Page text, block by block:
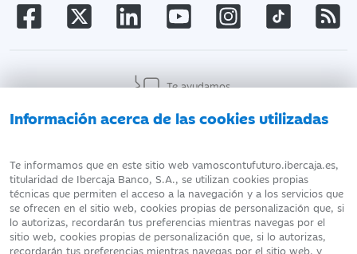
Información acerca de las cookies utilizadas
Te informamos que en este sitio web vamoscontufuturo.ibercaja.es,
titularidad de Ibercaja Banco, S.A., se utilizan cookies propias
técnicas que permiten el acceso a la navegación y a los servicios que
se ofrecen en el sitio web, cookies propias de personalización que, si
lo autorizas, recordarán tus preferencias mientras navegas por el
sitio web, cookies propias de personalización que, si lo autorizas,
recordarán tus preferencias mientras navegas por el sitio web, y
Te ayudamos
DATOS PERSONALES POLÍTICA DE COOKIES